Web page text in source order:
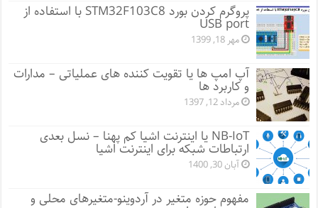
پروگرم کردن بورد STM32F103C8 با استفاده از
USB port
مهر 18, 1399
آپ امپ ها یا تقویت کننده های عملیاتی – مدارات
و کاربرد ها
مرداد 12, 1397
NB-IoT یا اینترنت اشیا کم پهنا – نسل بعدی
ارتباطات شبکه برای اینترنت اشیا
آبان 30, 1400
مفهوم حوزه متغیر در آردوینو-متغیرهای محلی و